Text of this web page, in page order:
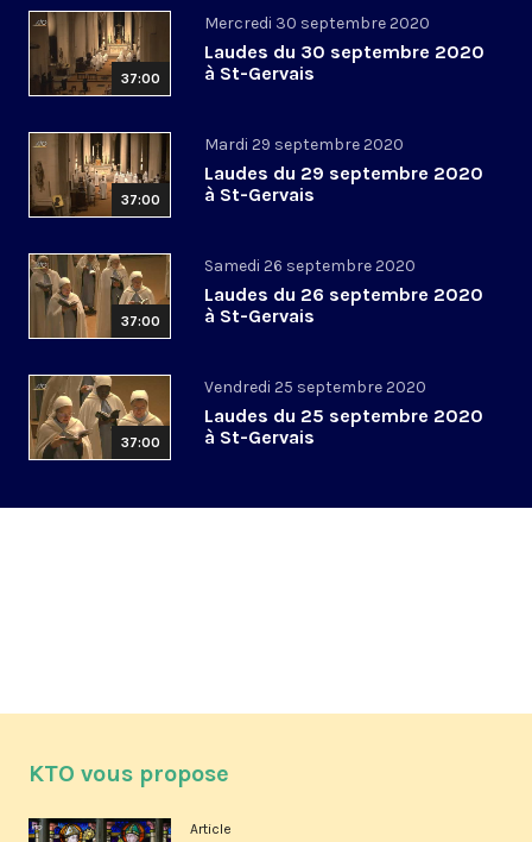
37:00
Mercredi 30 septembre 2020
Laudes du 30 septembre 2020
à St-Gervais
37:00
Mardi 29 septembre 2020
Laudes du 29 septembre 2020
à St-Gervais
37:00
Samedi 26 septembre 2020
Laudes du 26 septembre 2020
à St-Gervais
37:00
Vendredi 25 septembre 2020
Laudes du 25 septembre 2020
à St-Gervais
KTO vous propose
Article